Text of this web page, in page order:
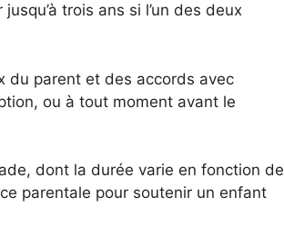
trois ans si l’un des deux
du parent et des accords avec
ou à tout moment avant le
dont la durée varie en fonction de
parentale pour soutenir un enfant